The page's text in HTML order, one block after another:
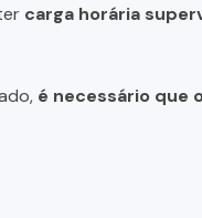
carga horária
é necessário que